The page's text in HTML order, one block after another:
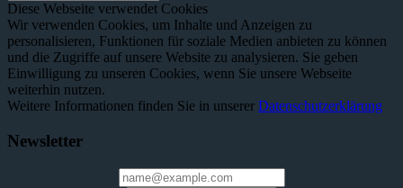
Diese Webseite verwendet Cookies
Wir verwenden Cookies, um Inhalte und Anzeigen zu
personalisieren, Funktionen für soziale Medien anbieten zu können
und die Zugriffe auf unsere Website zu analysieren. Sie geben
Einwilligung zu unseren Cookies, wenn Sie unsere Webseite
weiterhin nutzen.
Weitere Informationen finden Sie in unserer Datenschutzerklärung
Newsletter